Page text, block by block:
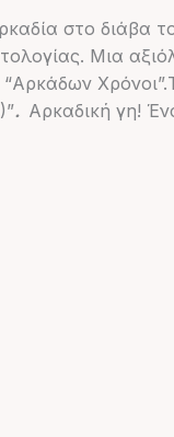
στο διάβα
Μια
. Αρκαδική γη!